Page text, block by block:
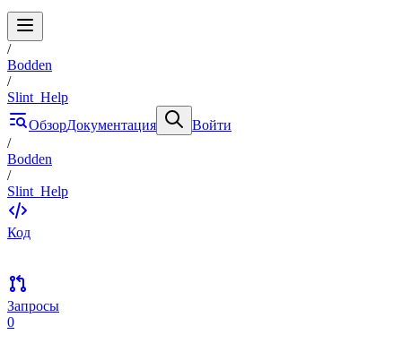
/
Bodden
/
Slint_Help
ОбзорДокументация
Войти
/
Bodden
/
Slint_Help
Код
Запросы
0